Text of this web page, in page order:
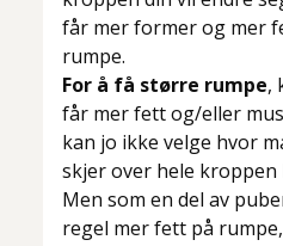
får mer former og mer
rumpe.
For å få større rumpe,
får mer fett og/eller
kan jo ikke velge hvor
skjer over hele kroppen
Men som en del av
regel mer fett på